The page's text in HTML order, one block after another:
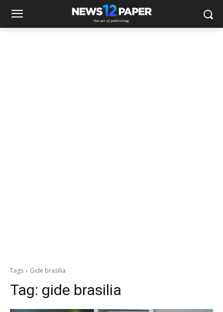
Tags Gide brasilia
Tag: gide brasilia